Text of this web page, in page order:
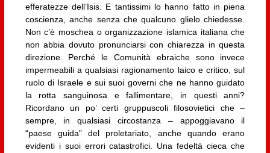
efferatezze dell’Isis. E tantissimi lo hanno fatto in piena
coscienza, anche senza che qualcuno glielo chiedesse.
Non c’è moschea o organizzazione islamica italiana che
non abbia dovuto pronunciarsi con chiarezza in questa
direzione. Perché le Comunità ebraiche sono invece
impermeabili a qualsiasi ragionamento laico e critico, sul
ruolo di Israele e sui suoi governi che ne hanno guidato
la rotta sanguinosa e fallimentare, in questi anni?
Ricordano un po’ certi gruppuscoli filosovietici che –
sempre, in qualsiasi circostanza – appoggiavano il
“paese guida” del proletariato, anche quando erano
evidenti i suoi errori catastrofici. Una fedeltà cieca che